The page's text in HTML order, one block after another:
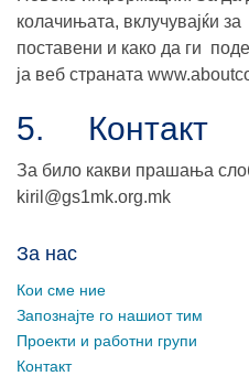
колачињата, вклучувајќи
поставени и како да ги
ја веб страната
5. Контакт
За било какви прашања
kiril@gs1mk.org.mk
За нас
Кои сме ние
Запознајте го нашиот тим
Проекти и работни групи
Контакт